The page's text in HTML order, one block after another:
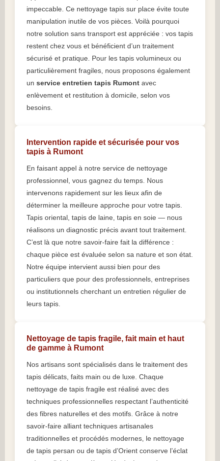
impeccable. Ce nettoyage tapis sur place évite toute
manipulation inutile de vos pièces. Voilà pourquoi
notre solution sans transport est appréciée : vos tapis
restent chez vous et bénéficient d’un traitement
sécurisé et pratique. Pour les tapis volumineux ou
particulièrement fragiles, nous proposons également
un service entretien tapis Rumont avec
enlèvement et restitution à domicile, selon vos
besoins.
Intervention rapide et sécurisée pour vos
tapis à Rumont
En faisant appel à notre service de nettoyage
professionnel, vous gagnez du temps. Nous
intervenons rapidement sur les lieux afin de
déterminer la meilleure approche pour votre tapis.
Tapis oriental, tapis de laine, tapis en soie — nous
réalisons un diagnostic précis avant tout traitement.
C’est là que notre savoir-faire fait la différence :
chaque pièce est évaluée selon sa nature et son état.
Notre équipe intervient aussi bien pour des
particuliers que pour des professionnels, entreprises
ou institutionnels cherchant un entretien régulier de
leurs tapis.
Nettoyage de tapis fragile, fait main et haut
de gamme à Rumont
Nos artisans sont spécialisés dans le traitement des
tapis délicats, faits main ou de luxe. Chaque
nettoyage de tapis fragile est réalisé avec des
techniques professionnelles respectant l’authenticité
des fibres naturelles et des motifs. Grâce à notre
savoir-faire alliant techniques artisanales
traditionnelles et procédés modernes, le nettoyage
de tapis persan ou de tapis d’Orient conserve l’éclat